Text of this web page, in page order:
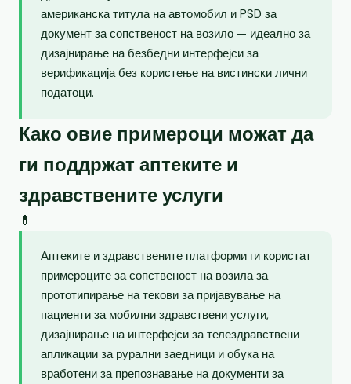
американска титула на автомобил и PSD за
документ за сопственост на возило — идеално за
дизајнирање на безбедни интерфејси за
верификација без користење на вистински лични
податоци.
Како овие примероци можат да
ги поддржат аптеките и
здравствените услуги
💊
Аптеките и здравствените платформи ги користат
примероците за сопственост на возила за
прототипирање на текови за пријавување на
пациенти за мобилни здравствени услуги,
дизајнирање на интерфејси за телездравствени
апликации за рурални заедници и обука на
вработени за препознавање на документи за